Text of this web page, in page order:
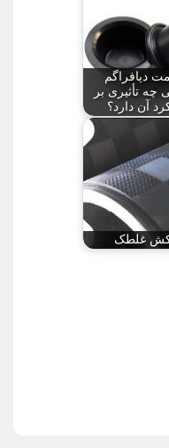
دیافراگم
چه تأثیری بر
آن دارد؟
غلطک